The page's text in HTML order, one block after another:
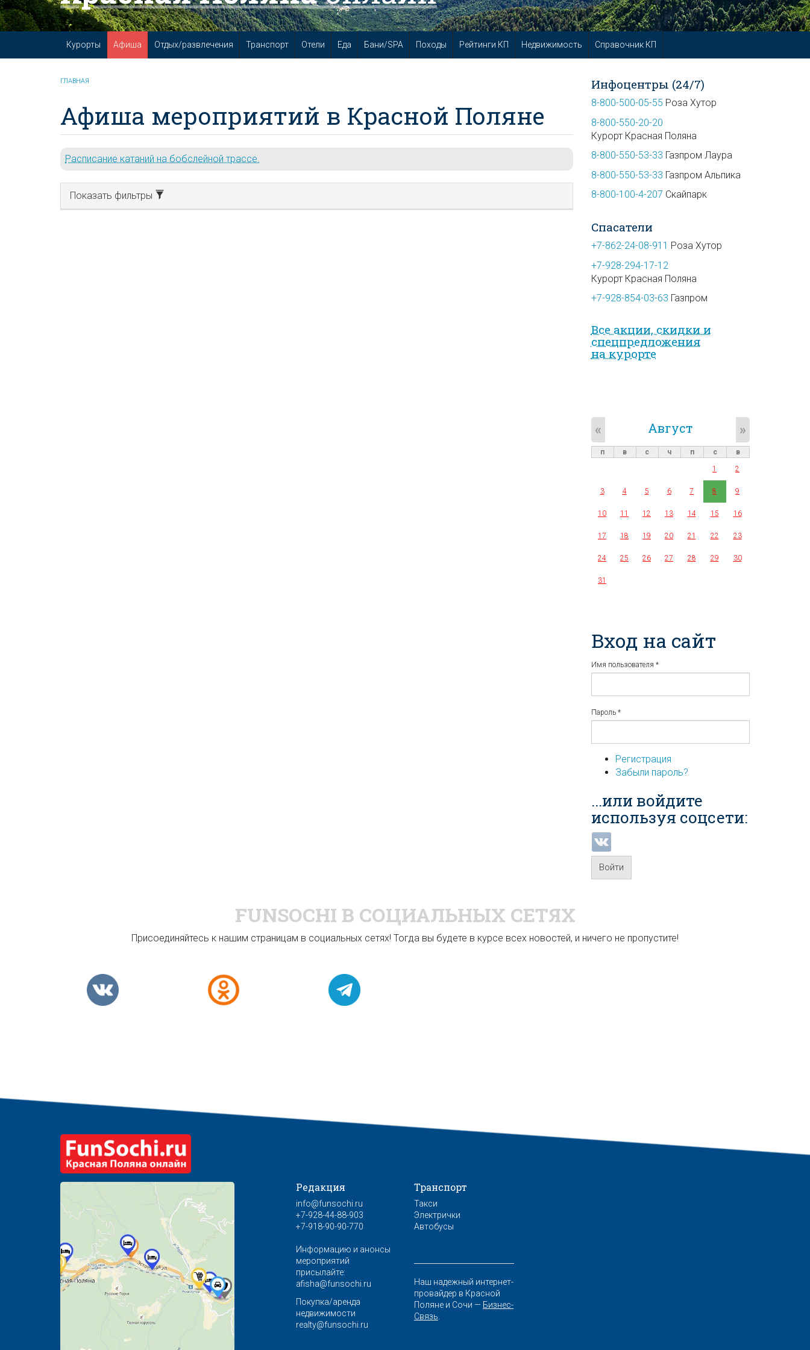
Курорты Афиша Отдых/развлечения Транспорт Отели Еда Бани/SPA Походы Рейтинги КП Недвижимость Справочник КП
ГЛАВНАЯ
Афиша мероприятий в Красной Поляне
Расписание катаний на бобслейной трассе.
Показать фильтры
Инфоцентры (24/7)
8-800-500-05-55 Роза Хутор
8-800-550-20-20
Курорт Красная Поляна
8-800-550-53-33 Газпром Лаура
8-800-550-53-33 Газпром Альпика
8-800-100-4-207 Скайпарк
Спасатели
+7-862-24-08-911 Роза Хутор
+7-928-294-17-12
Курорт Красная Поляна
+7-928-854-03-63 Газпром
Все акции, скидки и
спец­предложе­ния
на курорте
Август
« »
п в с ч п с
в
1
2
3 4 5 6 7 8 9
10 11 12 13 14 15 16
17 18 19 20 21 22 23
24 25 26 27 28 29 30
31
Вход на сайт
Имя пользователя *
Пароль *
Регистрация
Забыли пароль?
...или войдите
используя соцсети:
Войти
FUNSOCHI В СОЦИАЛЬНЫХ СЕТЯХ
Присоединяйтесь к нашим страницам в социальных сетях! Тогда вы будете в курсе всех новостей, и ничего не пропустите!
Редакция
info@funsochi.ru
+7-928-44-88-903
+7-918-90-90-770
Информацию и анонсы
мероприятий
присылайте:
afisha@funsochi.ru
Покупка/аренда
недвижимости
realty@funsochi.ru
Транспорт
Такси
Электрички
Автобусы
Наш надежный интернет-
провайдер в Красной
Поляне и Сочи — Бизнес-
Связь